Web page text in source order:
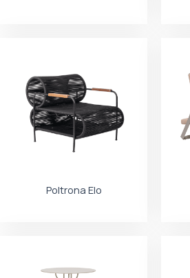
Poltrona Elo